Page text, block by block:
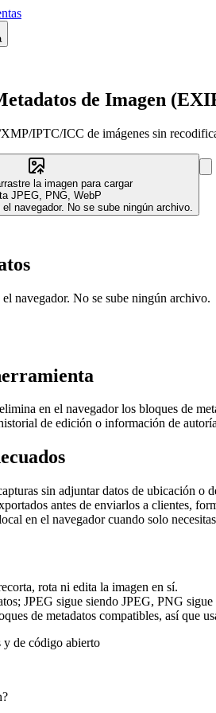
de Imagen
IPTC/ICC de imágenes sin
la imagen para cargar
JPEG, PNG, WebP
navegador. No se sube ningún archivo.
el navegador. No se sube ningún archivo.
en el navegador los bloques de
de edición o información de
sin adjuntar datos de ubicación o
antes de enviarlos a clientes,
en el navegador cuando solo
rota ni edita la imagen en sí.
JPEG sigue siendo JPEG, PNG
de metadatos compatibles, así que
de código abierto